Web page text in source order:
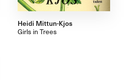
Heidi Mittun-Kjos
Girls in Trees